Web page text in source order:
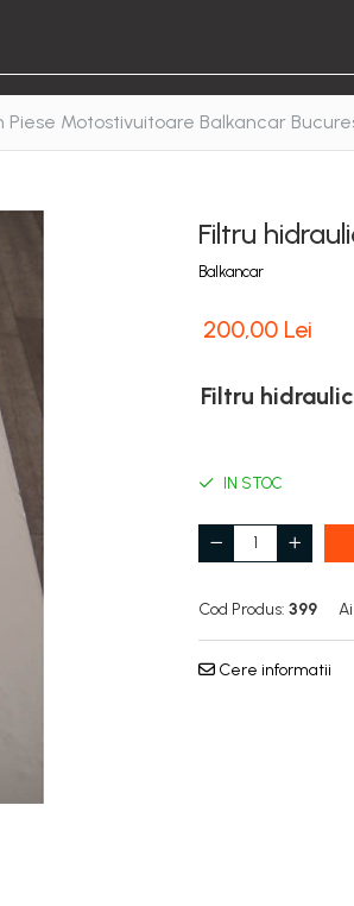
Piese Motostivuitoare Balkancar
Filtru
Balkancar
200,00 Lei
Filtru
IN STOC
Cod Produs: 399
Cere informatii